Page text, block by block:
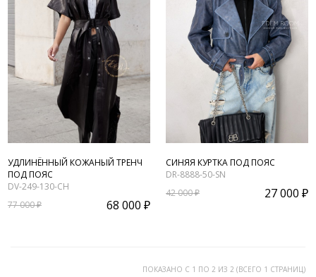
УДЛИНЁННЫЙ КОЖАНЫЙ ТРЕНЧ
ПОД ПОЯС
DV-249-130-CH
77 000 ₽
68 000 ₽
СИНЯЯ КУРТКА ПОД ПОЯС
DR-8888-50-SN
42 000 ₽
27 000 ₽
ПОКАЗАНО С 1 ПО 2 ИЗ 2 (ВСЕГО 1 СТРАНИЦ)